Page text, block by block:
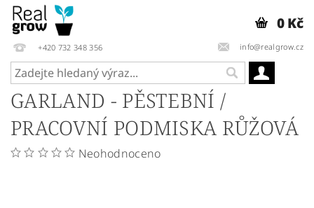
+420 732 348 356 info@realgrow.cz
0 Kč
GARLAND - PĚSTEBNÍ /
PRACOVNÍ PODMISKA RŮŽOVÁ
Neohodnoceno